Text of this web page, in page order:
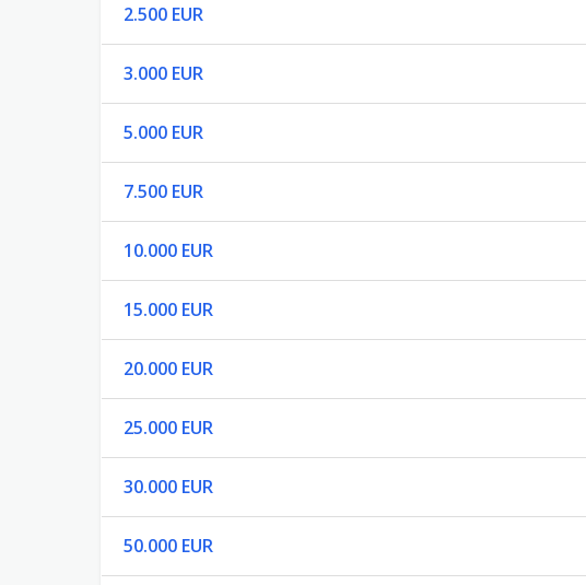
2.500 EUR
3.000 EUR
5.000 EUR
7.500 EUR
10.000 EUR
15.000 EUR
20.000 EUR
25.000 EUR
30.000 EUR
50.000 EUR